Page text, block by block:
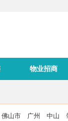
物业招商
佛山市 广州 中山